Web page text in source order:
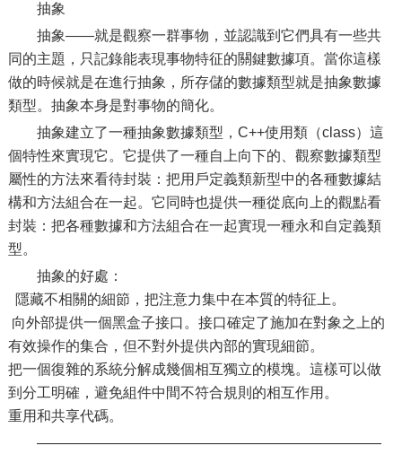
抽象
抽象——就是觀察一群事物，並認識到它們具有一些共
同的主題，只記錄能表現事物特征的關鍵數據項。當你這樣
做的時候就是在進行抽象，所存儲的數據類型就是抽象數據
類型。抽象本身是對事物的簡化。
抽象建立了一種抽象數據類型，C++使用類（class）這
個特性來實現它。它提供了一種自上向下的、觀察數據類型
屬性的方法來看待封裝：把用戶定義類新型中的各種數據結
構和方法組合在一起。它同時也提供一種從底向上的觀點看
封裝：把各種數據和方法組合在一起實現一種永和自定義類
型。
抽象的好處：
隱藏不相關的細節，把注意力集中在本質的特征上。
向外部提供一個黑盒子接口。接口確定了施加在對象之上的
有效操作的集合，但不對外提供內部的實現細節。
把一個復雜的系統分解成幾個相互獨立的模塊。這樣可以做
到分工明確，避免組件中間不符合規則的相互作用。
重用和共享代碼。
————————————————————————